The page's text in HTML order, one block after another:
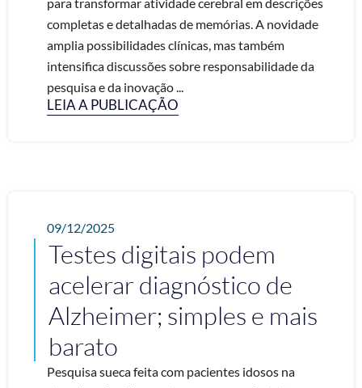
completas e detalhadas de memórias. A novidade
amplia possibilidades clínicas, mas também
intensifica discussões sobre responsabilidade da
pesquisa e da inovação ...
LEIA A PUBLICAÇÃO
09/12/2025
Testes digitais podem
acelerar diagnóstico de
Alzheimer; simples e mais
barato
Pesquisa sueca feita com pacientes idosos na